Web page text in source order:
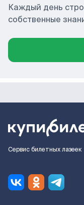
Каждый день
собственные
Сервис билетных лазеек